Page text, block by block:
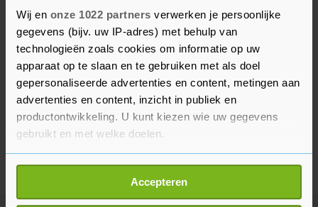
Wij en onze 1022 partners verwerken je persoonlijke
gegevens (bijv. uw IP-adres) met behulp van
technologieën zoals cookies om informatie op uw
apparaat op te slaan en te gebruiken met als doel
gepersonaliseerde advertenties en content, metingen aan
advertenties en content, inzicht in publiek en
productontwikkeling. U kunt kiezen wie uw gegevens
gebruikt en met welke doelen.
Als u het toestaat, willen we ook graag:
Informatie verzamelen over uw geografische
locatie, die tot een paar meter nauwkeurig kan zijn
Accepteren